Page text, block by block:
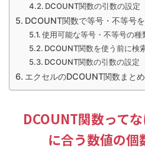
DCOUNT関数の引数の設定
DCOUNT関数で等号・不等号
使用可能な等号・不等号の種
DCOUNT関数を使う前に検
DCOUNT関数の引数の設定
エクセルのDCOUNT関数まとめ
DCOUNT関数って
に合う数値の個